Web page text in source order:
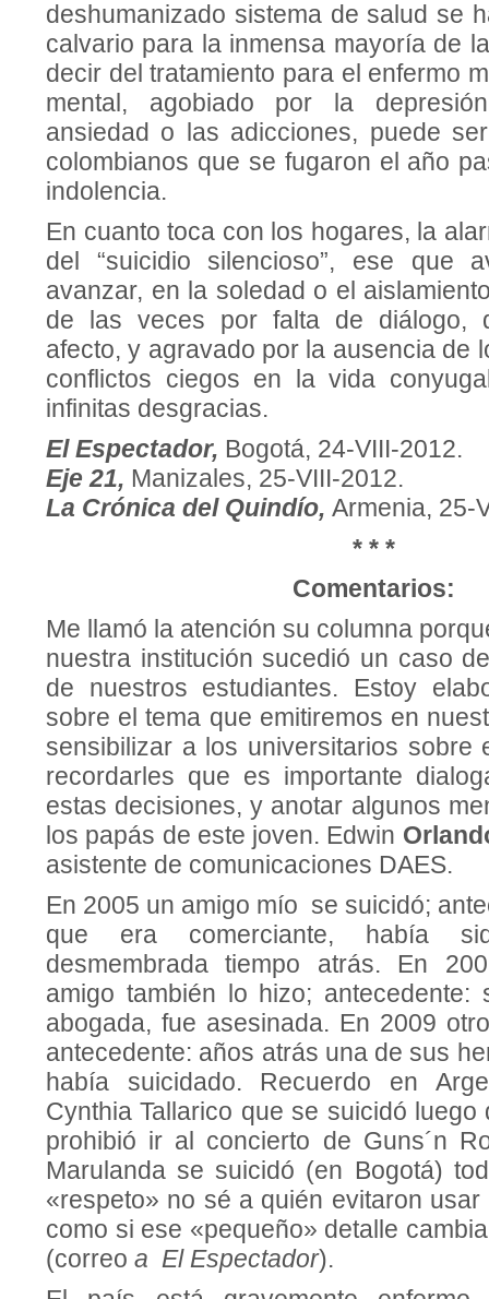
deshumanizado sistema de salud se
calvario para la inmensa mayoría de
decir del tratamiento para el enfermo
mental, agobiado por la
ansiedad o las adicciones, puede
colombianos que se fugaron el año
indolencia.
En cuanto toca con los hogares, la
del “suicidio silencioso”, ese que
avanzar, en la soledad o el
de las veces por falta de diálogo,
afecto, y agravado por la ausencia de
conflictos ciegos en la vida
infinitas desgracias.
El Espectador, Bogotá, 24-VIII-2012.
Eje 21, Manizales, 25-VIII-2012.
La Crónica del Quindío, Armenia, 25-
* * *
Comentarios:
Me llamó la atención su columna
nuestra institución sucedió un caso
de nuestros estudiantes. Estoy
sobre el tema que emitiremos en
sensibilizar a los universitarios sobre
recordarles que es importante
estas decisiones, y anotar algunos
los papás de este joven. Edwin
asistente de comunicaciones DAES.
En 2005 un amigo mío se suicidó;
que era comerciante, había
desmembrada tiempo atrás. En
amigo también lo hizo; antecedente:
abogada, fue asesinada. En 2009
antecedente: años atrás una de sus
había suicidado. Recuerdo en
Cynthia Tallarico que se suicidó
prohibió ir al concierto de Guns´n
Marulanda se suicidó (en Bogotá)
«respeto» no sé a quién evitaron
como si ese «pequeño» detalle
(correo a El Espectador).